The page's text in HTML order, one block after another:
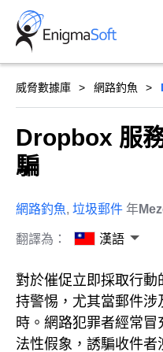
Skip
content
威脅數據庫 網路釣魚
Dropbox 服
騙
網路釣魚, 垃圾郵件 年
翻譯為： 漢語
對於催促立即採取行
持警惕，尤其當郵件
時。網路犯罪者經常
法性假象，誘騙收件